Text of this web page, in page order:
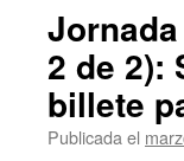
2 de 2):
billete
Publicada el